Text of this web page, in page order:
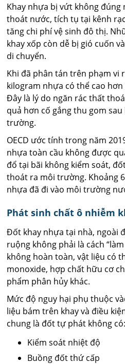
Khay nhựa bị vứt không đúng
thoát nước, tích tụ tại kênh
tăng chi phí vệ sinh đô thị.
khay xốp còn dễ bị gió cuốn
di chuyển.
Khi đã phân tán trên phạm vi
kilogram nhựa có thể cao
Đây là lý do ngăn rác thất
quả hơn cố gắng thu gom
trường.
OECD ước tính trong năm
nhựa toàn cầu không được
đổ tại bãi không kiểm soát,
thoát ra môi trường. Khoảng
nhựa đã đi vào môi trường
Phát sinh chất ô nhiễm
Đốt khay nhựa tại nhà, ngoài
ruộng không phải là cách
không hoàn toàn, vật liệu có
monoxide, hợp chất hữu cơ
phẩm phân hủy khác.
Mức độ nguy hại phụ thuộc
liệu bám trên khay và điều
chung là đốt tự phát không có:
Kiểm soát nhiệt độ
Buồng đốt thứ cấp